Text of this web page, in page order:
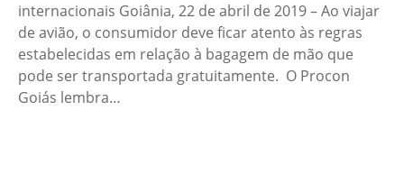
internacionais Goiânia, 22 de abril de 2019 – Ao viajar
de avião, o consumidor deve ficar atento às regras
estabelecidas em relação à bagagem de mão que
pode ser transportada gratuitamente. O Procon
Goiás lembra…